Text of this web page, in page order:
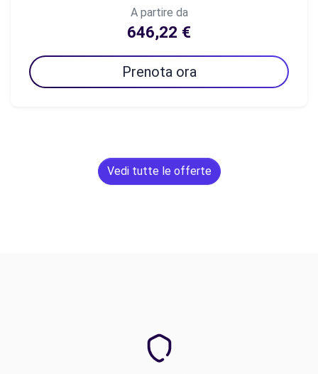
A partire da
646,22 €
Prenota ora
Vedi tutte le offerte